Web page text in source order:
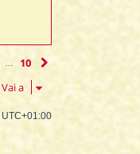
10
Vai a
UTC+01:00